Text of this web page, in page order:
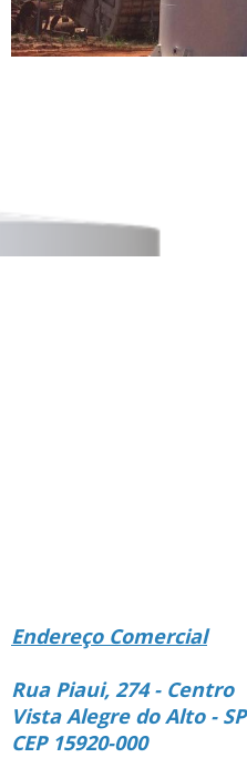
Endereço Comercial
Rua Piaui, 274 - Centro
Vista Alegre do Alto - SP
CEP 15920-000